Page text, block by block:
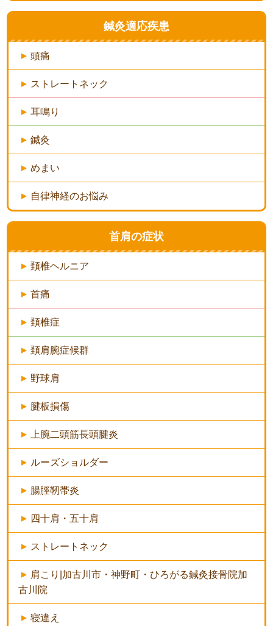
鍼灸適応疾患
頭痛
ストレートネック
耳鳴り
鍼灸
めまい
自律神経のお悩み
首肩の症状
頚椎ヘルニア
首痛
頚椎症
頚肩腕症候群
野球肩
腱板損傷
上腕二頭筋長頭腱炎
ルーズショルダー
腸脛靭帯炎
四十肩・五十肩
ストレートネック
肩こり|加古川市・神野町・ひろがる鍼灸接骨院加
古川院
寝違え